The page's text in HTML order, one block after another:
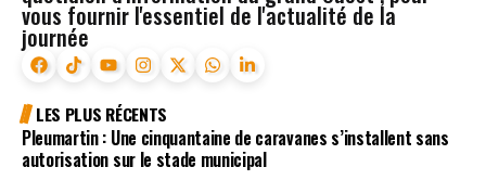
vous fournir l'essentiel de l'actualité de la
journée
LES PLUS RÉCENTS
Pleumartin : Une cinquantaine de caravanes s’installent sans
autorisation sur le stade municipal